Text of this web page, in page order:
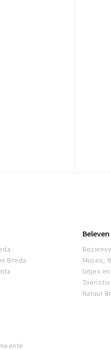
Breda
Beleven
Musea,
Uitjes
Natuur